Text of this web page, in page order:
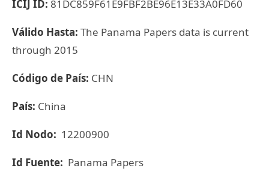
ICIJ ID: 81DC859F61E9FBF2BE96E13E33A0FD60
Válido Hasta: The Panama Papers data is current
through 2015
Código de País: CHN
País: China
Id Nodo: 12200900
Id Fuente: Panama Papers